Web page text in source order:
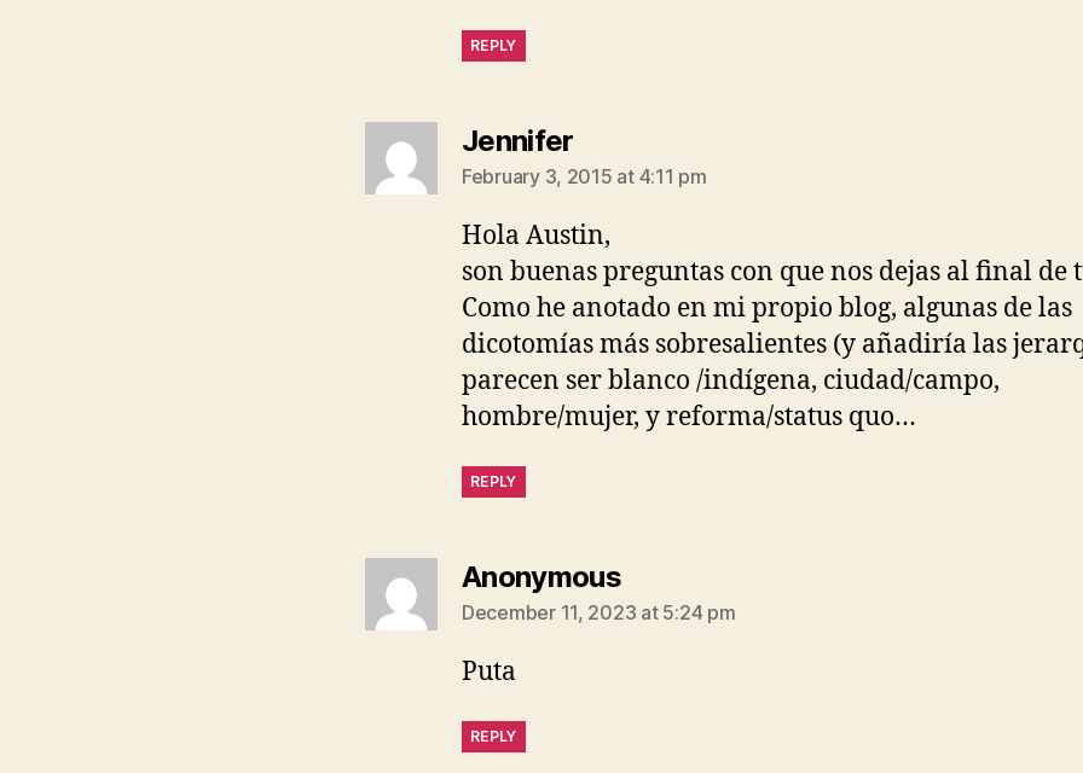
REPLY
Jennifersays:
February 3, 2015 at 4:11 pm
Hola Austin,
son buenas preguntas con que nos dejas al final de
Como he anotado en mi propio blog, algunas de las
dicotomías más sobresalientes (y añadiría las
parecen ser blanco /indígena, ciudad/campo,
hombre/mujer, y reforma/status quo…
REPLY
Anonymoussays:
December 11, 2023 at 5:24 pm
Puta
REPLY